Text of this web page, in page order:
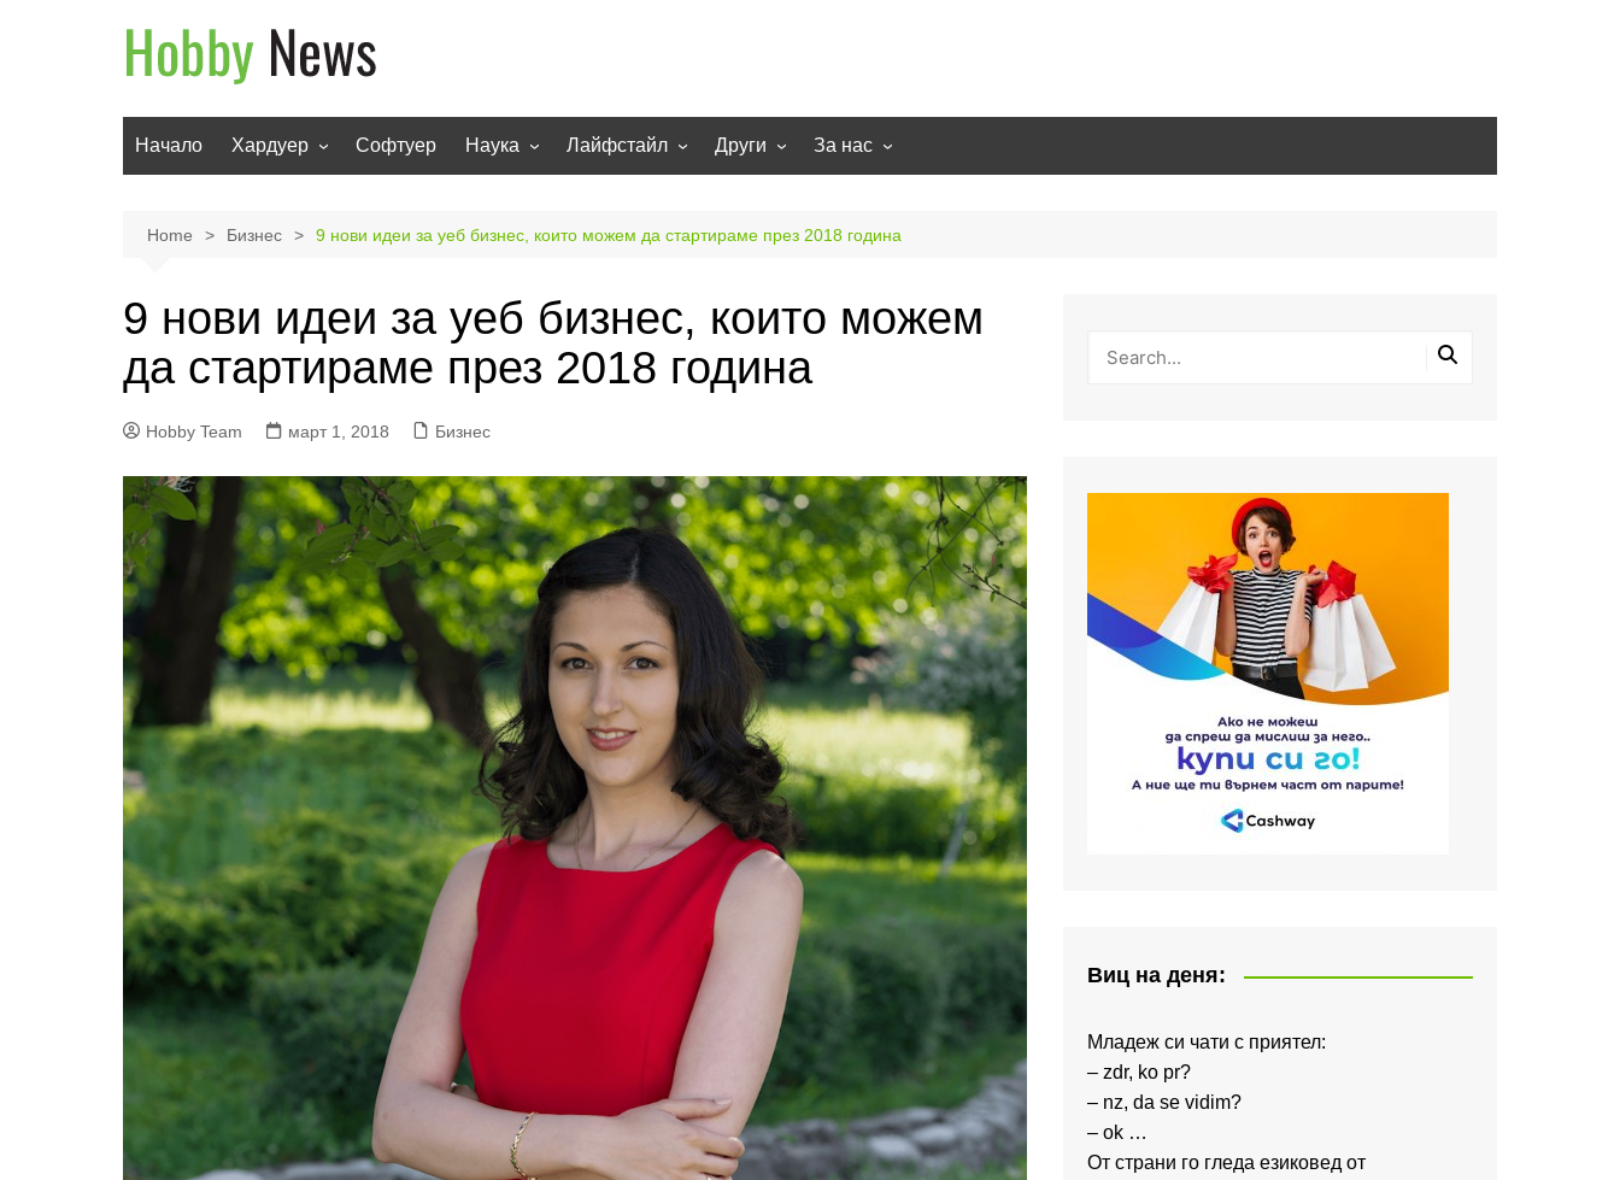
Начало Хардуер
Телевизори
Фото и видео
Софтуер Наука
Роботи
Лайфстайл
Игри
Осветление
Отопление/климатизация
Други
СТАТИИ
Помощна информация
UFO
За нас
Контакти
Home Бизнес 9 нови идеи за уеб бизнес, които можем да стартираме през 2018 година
9 нови идеи за уеб бизнес, които можем
да стартираме през 2018 година
Hobby Team март 1, 2018 Бизнес
Виц на деня:
Младеж си чати с приятел:
– zdr, ko pr?
– nz, da se vidim?
– ok …
От страни го гледа езиковед от